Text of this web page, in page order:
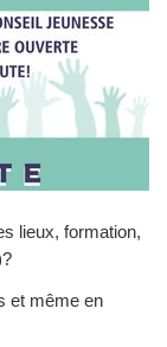
lieux, formation,
et même en